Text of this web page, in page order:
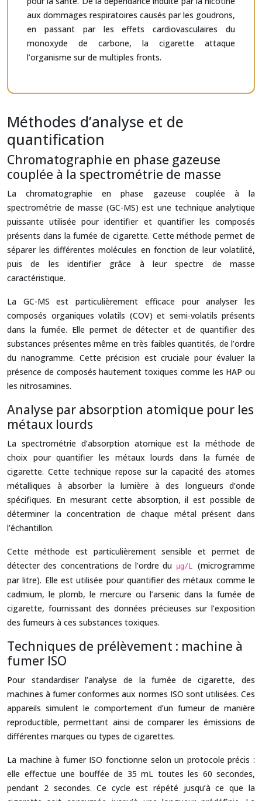
aux dommages respiratoires causés par les goudrons,
en passant par les effets cardiovasculaires du
monoxyde de carbone, la cigarette attaque
l’organisme sur de multiples fronts.
Méthodes d’analyse et de
quantification
Chromatographie en phase gazeuse
couplée à la spectrométrie de masse
La chromatographie en phase gazeuse couplée à la
spectrométrie de masse (GC-MS) est une technique analytique
puissante utilisée pour identifier et quantifier les composés
présents dans la fumée de cigarette. Cette méthode permet de
séparer les différentes molécules en fonction de leur volatilité,
puis de les identifier grâce à leur spectre de masse
caractéristique.
La GC-MS est particulièrement efficace pour analyser les
composés organiques volatils (COV) et semi-volatils présents
dans la fumée. Elle permet de détecter et de quantifier des
substances présentes même en très faibles quantités, de l’ordre
du nanogramme. Cette précision est cruciale pour évaluer la
présence de composés hautement toxiques comme les HAP ou
les nitrosamines.
Analyse par absorption atomique pour les
métaux lourds
La spectrométrie d’absorption atomique est la méthode de
choix pour quantifier les métaux lourds dans la fumée de
cigarette. Cette technique repose sur la capacité des atomes
métalliques à absorber la lumière à des longueurs d’onde
spécifiques. En mesurant cette absorption, il est possible de
déterminer la concentration de chaque métal présent dans
l’échantillon.
Cette méthode est particulièrement sensible et permet de
détecter des concentrations de l’ordre du μg/L(microgramme
par litre). Elle est utilisée pour quantifier des métaux comme le
cadmium, le plomb, le mercure ou l’arsenic dans la fumée de
cigarette, fournissant des données précieuses sur l’exposition
des fumeurs à ces substances toxiques.
Techniques de prélèvement : machine à
fumer ISO
Pour standardiser l’analyse de la fumée de cigarette, des
machines à fumer conformes aux normes ISO sont utilisées. Ces
appareils simulent le comportement d’un fumeur de manière
reproductible, permettant ainsi de comparer les émissions de
différentes marques ou types de cigarettes.
La machine à fumer ISO fonctionne selon un protocole précis :
elle effectue une bouffée de 35 mL toutes les 60 secondes,
pendant 2 secondes. Ce cycle est répété jusqu’à ce que la